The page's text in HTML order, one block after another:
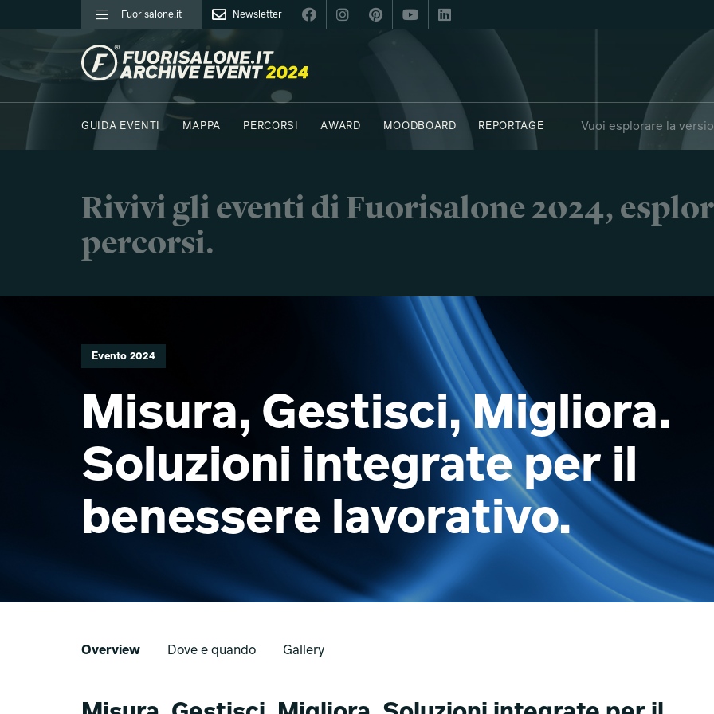
Fuorisalone.it Newsletter
FUORISALONE.IT
GUIDA EVENTI
MAPPA PERCORSI AWARD MOODBOARD REPORTAGE Vuoi esplorare la
Rivivi gli eventi di Fuorisalone 2024,
percorsi.
Evento 2024
Misura, Gestisci, Migliora.
Soluzioni integrate per il
benessere lavorativo.
Overview Dove e quando Gallery